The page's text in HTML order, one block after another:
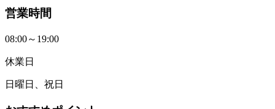
営業時間
08:00～19:00
休業日
日曜日、祝日